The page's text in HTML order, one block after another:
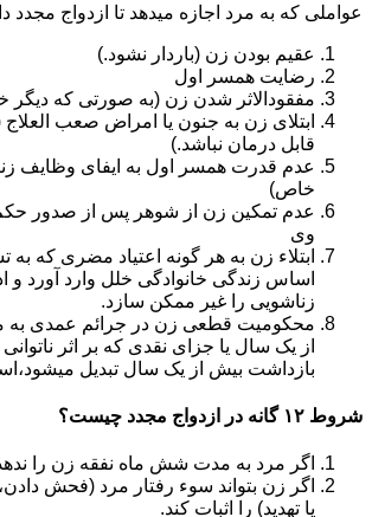
عواملی که به مرد اجازه میدهد تا ازدواج مجدد
عقیم بودن زن (باردار نشود.)
رضایت همسر اول
مفقودالاثر شدن زن (به صورتی که دیگر
ابتلای زن به جنون یا امراض صعب العلاج
قابل درمان نباشد.)
عدم قدرت همسر اول به ایفای وظایف
خاص)
عدم تمکین زن از شوهر پس از صدور حکم
وی
ابتلاء زن به هر گونه اعتیاد مضری که به
اساس زندگی خانوادگی خلل وارد آورد و
زناشویی را غیر ممکن سازد.
محکومیت قطعی زن در جرائم عمدی
از یک سال یا جزای نقدی که بر اثر
بازداشت بیش از یک سال تبدیل می‎شود،است.
شروط ۱۲ گانه در ازدواج مجدد چیست؟
اگر مرد به مدت شش ماه نفقه زن را
اگر زن بتواند سوء رفتار مرد (فحش
یا تهدید) را اثبات کند.